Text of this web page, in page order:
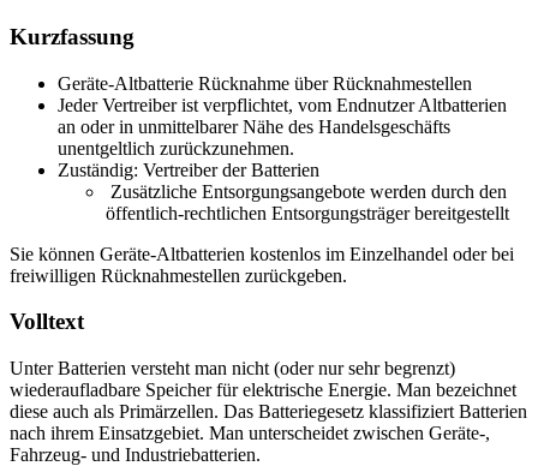
Kurzfassung
Geräte-Altbatterie Rücknahme über Rücknahmestellen
Jeder Vertreiber ist verpflichtet, vom Endnutzer Altbatterien
an oder in unmittelbarer Nähe des Handelsgeschäfts
unentgeltlich zurückzunehmen.
Zuständig: Vertreiber der Batterien
Zusätzliche Entsorgungsangebote werden durch den
öffentlich-rechtlichen Entsorgungsträger bereitgestellt
Sie können Geräte-Altbatterien kostenlos im Einzelhandel oder bei
freiwilligen Rücknahmestellen zurückgeben.
Volltext
Unter Batterien versteht man nicht (oder nur sehr begrenzt)
wiederaufladbare Speicher für elektrische Energie. Man bezeichnet
diese auch als Primärzellen. Das Batteriegesetz klassifiziert Batterien
nach ihrem Einsatzgebiet. Man unterscheidet zwischen Geräte-,
Fahrzeug- und Industriebatterien.